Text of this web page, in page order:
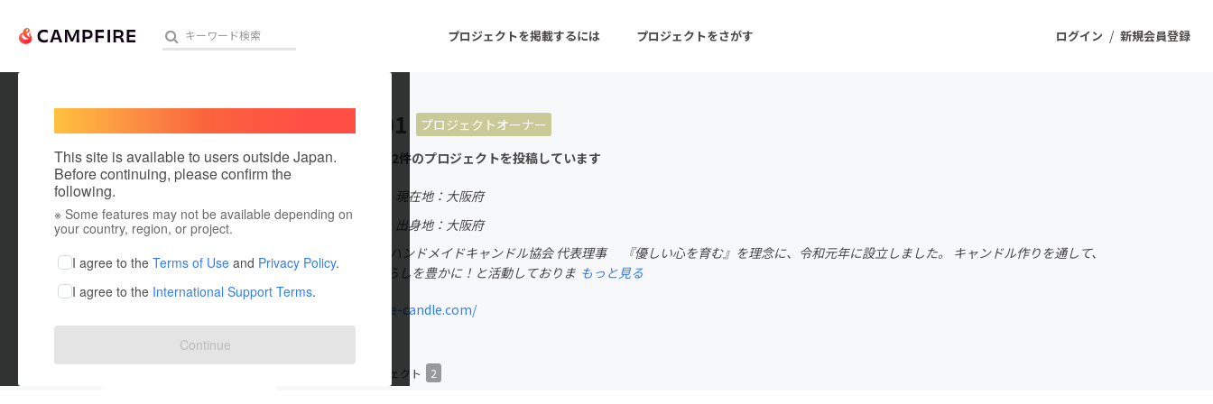
ログイン / 新規会員登録
プロジェクトを掲載するには プロジェクトをさがす
人気のプロジェクト 注目のリターン 注目の新着プロジェクト
アート・写真 音楽
テクノロジー・ガジェット
ゲーム・サービス開発 フード・飲食店
ファッション
映像・映画
ビジネス・起業
まちづくり・地域活性化
This site is available to users outside Japan.
Before continuing, please confirm the
following.
※ Some features may not be available depending on
your country, region, or project.
I agree to the Terms of Use and Privacy Policy.
I agree to the International Support Terms.
Continue
hmc0801
プロジェクトオーナー
これまでに2件のプロジェクトを投稿しています
現在地：大阪府
出身国：日本
出身地：大阪府
一般社団法人 ハンドメイドキャンドル協会 代表理事 『優しい心を育む』を理念に、令和元年に設立しました。 キャンドル作りを通して、
心を癒し、暮らしを豊かに！と活動しておりま もっと見る
handmade-candle.com/
プロジェクト 2